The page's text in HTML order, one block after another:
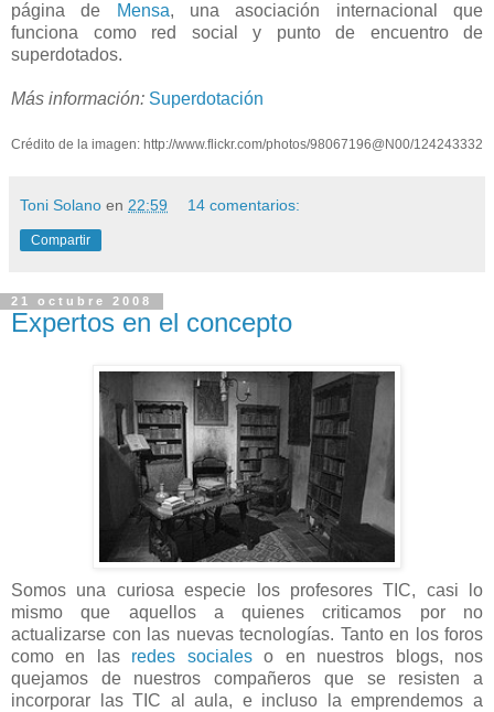
página de
Mensa, una asociación internacional que
funciona como red social y punto de encuentro de
superdotados.
Más información: Superdotación
Crédito de la imagen: http://www.flickr.com/photos/98067196@N00/124243332
Toni Solano en 22:59 14 comentarios:
Compartir
21 octubre 2008
Expertos en el concepto
Somos una curiosa especie los profesores TIC, casi lo
mismo que aquellos a quienes criticamos por no
actualizarse con las nuevas tecnologías. Tanto en los foros
como en las redes socialeso en nuestros blogs, nos
quejamos de nuestros compañeros que se resisten a
incorporar las TIC al aula, e incluso la emprendemos a